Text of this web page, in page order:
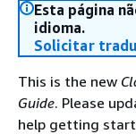
Esta página
idioma.
Solicitar
This is the new
Guide. Please
help getting